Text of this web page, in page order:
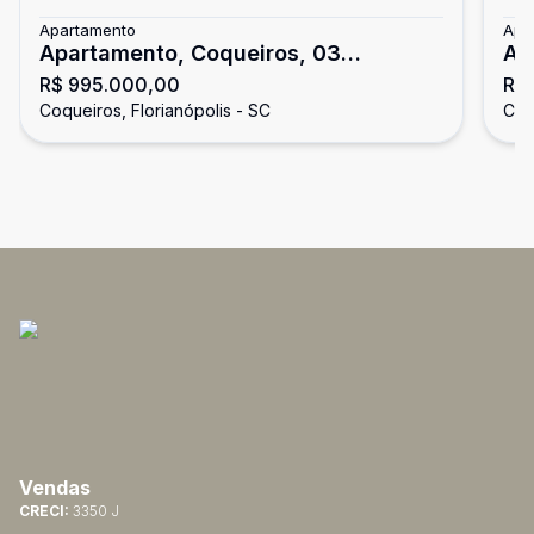
Apartamento
Apartamento, Coqueiros, 03
Dormitórios/01 Suíte
R$ 995.000,00
Coqueiros, Florianópolis - SC
Vendas
CRECI: 3350 J